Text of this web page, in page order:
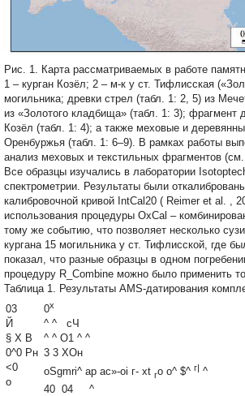
Рис. 1. Карта рассматриваемых в работе
1 – курган Козёл; 2 – м-к у ст. Тифлисская
могильника; древки стрел (табл. 1: 2, 5) из
из «Золотого кладбища» (табл. 1: 3); фрагмент
Козёл (табл. 1: 4); а также меховые и
Оренбуржья (табл. 1: 6‒9). В рамках работы
анализ меховых и текстильных фрагментов (см.
Все образцы изучались в лаборатории
спектрометрии. Результаты были
калибровочной кривой IntCal20 ( Reimer et al.
,
использования процедуры OxCal –
тому же событию, что позволяет несколько
кургана 15 могильника у ст. Тифлисской, где
показал, что разные образцы в одном
процедуру R_Combine можно было применить
Таблица 1. Результаты AMS-датирования
03
Й
§ X В
0^0 Рн
<0
о
0х
^ ^ сЧ
^ ^ О1 ^ ^
3 3 ХОн
oSgmri^ ар ас»-oi г- xt го о^ $^ г| ^
40 04 ^